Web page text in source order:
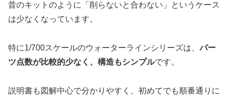
昔のキットのように「削らないと合わない」というケース
は少なくなっています。
特に1/700スケールのウォーターラインシリーズは、パー
ツ点数が比較的少なく、構造もシンプルです。
説明書も図解中心で分かりやすく、初めてでも順番通りに